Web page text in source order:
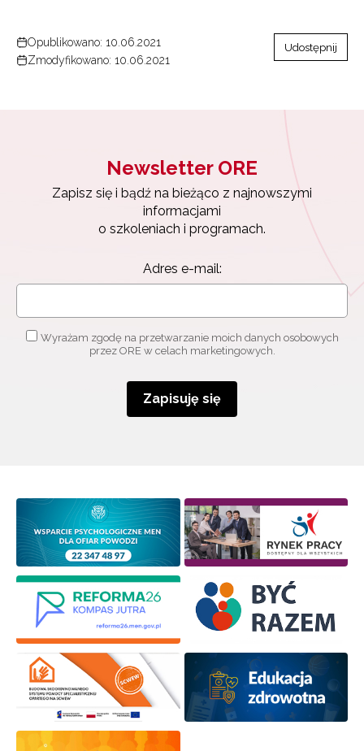
Opublikowano: 10.06.2021
Zmodyfikowano: 10.06.2021
Udostępnij
Newsletter ORE
Zapisz się i bądź na bieżąco z najnowszymi
informacjami
o szkoleniach i programach.
Adres e-mail:
Wyrażam zgodę na przetwarzanie moich danych osobowych
przez ORE w celach marketingowych.
Zapisuję się